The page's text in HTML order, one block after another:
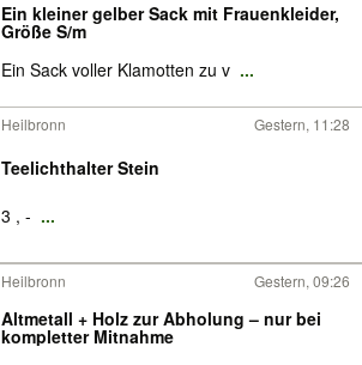
Ein kleiner gelber Sack mit Frauenkleider,
Größe S/m
Ein Sack voller Klamotten zu v ...
Heilbronn Gestern, 11:28
Teelichthalter Stein
3 , - ...
Heilbronn Gestern, 09:26
Altmetall + Holz zur Abholung – nur bei
kompletter Mitnahme